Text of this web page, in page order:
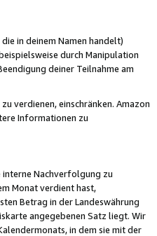
in deinem Namen handelt)
durch Manipulation
deiner Teilnahme am
verdienen, einschränken. Amazon
Informationen zu
Nachverfolgung zu
Monat verdient hast,
Betrag in der Landeswährung
angegebenen Satz liegt. Wir
in dem sie mit der